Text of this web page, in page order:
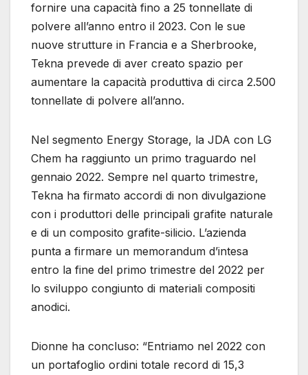
fornire una capacità fino a 25 tonnellate di
polvere all’anno entro il 2023. Con le sue
nuove strutture in Francia e a Sherbrooke,
Tekna prevede di aver creato spazio per
aumentare la capacità produttiva di circa 2.500
tonnellate di polvere all’anno.
Nel segmento Energy Storage, la JDA con LG
Chem ha raggiunto un primo traguardo nel
gennaio 2022. Sempre nel quarto trimestre,
Tekna ha firmato accordi di non divulgazione
con i produttori delle principali grafite naturale
e di un composito grafite-silicio. L’azienda
punta a firmare un memorandum d’intesa
entro la fine del primo trimestre del 2022 per
lo sviluppo congiunto di materiali compositi
anodici.
Dionne ha concluso: “Entriamo nel 2022 con
un portafoglio ordini totale record di 15,3